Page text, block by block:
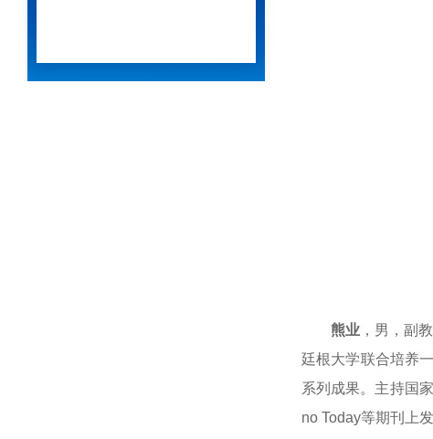
熊业 ，男，副
廷根大学联合培养
系列成果。主持国
no Today等期刊上